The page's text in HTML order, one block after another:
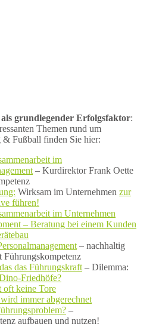
grundlegender Erfolgsfaktor:
Themen rund um
& Fußball finden Sie hier:
im
– Kurdirektor Frank Oette
Wirksam im Unternehmen zur
führen!
im Unternehmen
– Beratung bei einem Kunden
– nachhaltig
das Führungskraft– Dilemma:
Friedhöfe?
oft keine Tore
immer abgerechnet
–
aufbauen und nutzen!